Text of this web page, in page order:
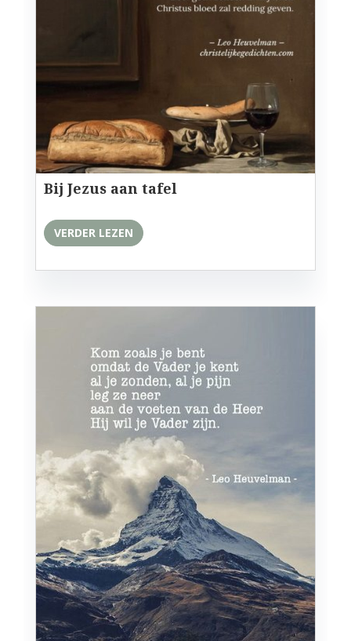
Bij Jezus aan tafel
VERDER LEZEN